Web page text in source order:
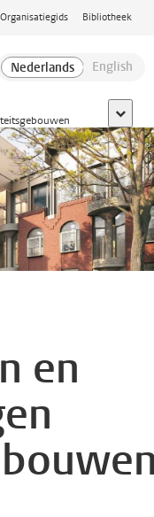
Organisatiegids Bibliotheek
toon
en